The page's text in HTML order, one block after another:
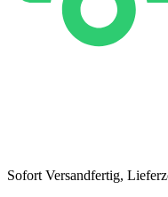
Sofort Versandfertig,